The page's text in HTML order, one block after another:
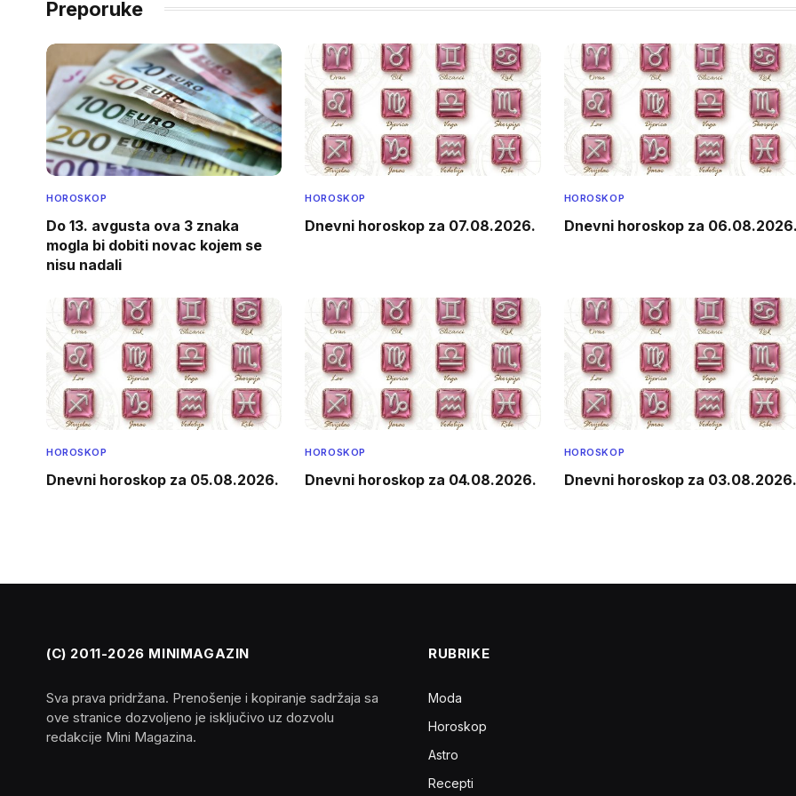
Preporuke
HOROSKOP
Do 13. avgusta ova 3 znaka
mogla bi dobiti novac kojem se
nisu nadali
HOROSKOP
Dnevni horoskop za 07.08.2026.
HOROSKOP
Dnevni horoskop za
HOROSKOP
Dnevni horoskop za 05.08.2026.
HOROSKOP
Dnevni horoskop za 04.08.2026.
HOROSKOP
Dnevni horoskop za 03.08.2026.
(C) 2011-2026 MINIMAGAZIN
Sva prava pridržana. Prenošenje i kopiranje sadržaja sa
ove stranice dozvoljeno je isključivo uz dozvolu
redakcije Mini Magazina.
RUBRIKE
Moda
Horoskop
Astro
Recepti